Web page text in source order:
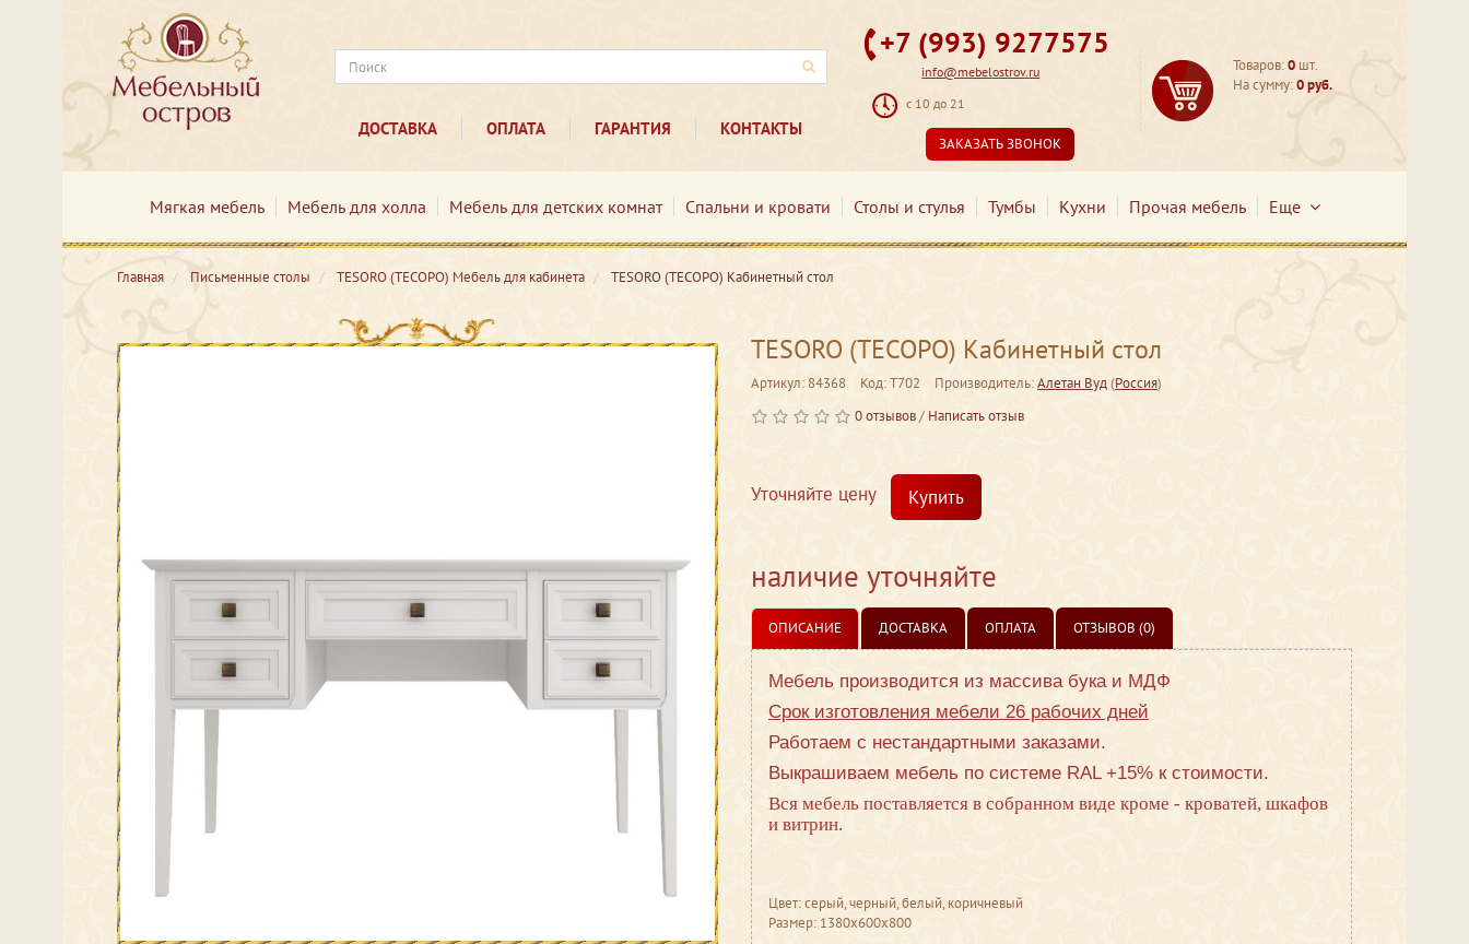
ДОСТАВКА ОПЛАТА ГАРАНТИЯ КОНТАКТЫ
+7 (993) 9277575
info@mebelostrov.ru
с 10 до 21
ЗАКАЗАТЬ ЗВОНОК
Товаров:0 шт.
На сумму:0 руб.
Мягкая мебель Мебель для холла Мебель для детских комнат Спальни и кровати Столы и стулья Тумбы Кухни Прочая мебель Еще
Главная Письменные столы TESORO (ТЕСОРО) Мебель для кабинета TESORO (ТЕСОРО) Кабинетный стол
TESORO (ТЕСОРО) Кабинетный стол
Артикул: 84368 Код: T702 Производитель:Алетан Вуд(Россия)
0 отзывов/ Написать отзыв
Уточняйте цену Купить
наличие уточняйте
ОПИСАНИЕ ДОСТАВКА ОПЛАТА ОТЗЫВОВ (0)
Мебель производится из массива бука и МДФ
Срок изготовления мебели 26 рабочих дней
Работаем с нестандартными заказами.
Выкрашиваем мебель по системе RAL +15% к стоимости.
Вся мебель поставляется в собранном виде кроме - кроватей, шкафов
и витрин.
Цвет: серый, черный, белый, коричневый
Размер: 1380x600x800